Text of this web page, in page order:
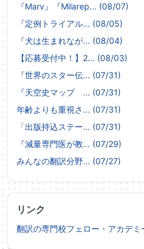
『Marv』『Milarep... (08/07)
『定例トライアル... (08/05)
『犬は生まれなが... (08/04)
【応募受付中！】2... (08/03)
『世界のスター伝... (07/31)
『天空史マップ ... (07/31)
年齢よりも重視さ... (07/31)
「出版持込ステー... (07/31)
『減量専門医が教... (07/29)
みんなの翻訳分野... (07/27)
リンク
翻訳の専門校フェロー・アカデミ